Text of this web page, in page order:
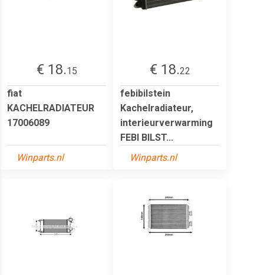
€ 18.15
fiat
KACHELRADIATEUR
17006089
Winparts.nl
€ 18.22
febibilstein
Kachelradiateur,
interieurverwarming
FEBI BILST...
Winparts.nl